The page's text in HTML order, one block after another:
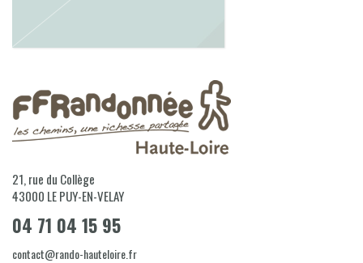
21, rue du Collège
43000 LE PUY-EN-VELAY
04 71 04 15 95
contact@rando-hauteloire.fr